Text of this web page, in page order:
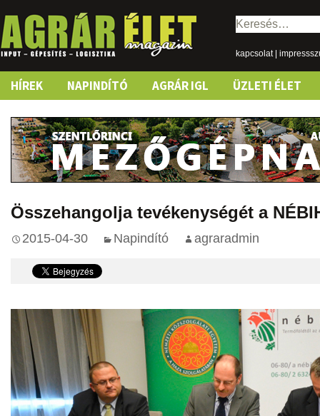
Keresés:
kapcsolat|
Skip
content
HÍREK NAPINDÍTÓ AGRÁR IGL ÜZLETI ÉLET
Összehangolja tevékenységét a
2015-04-30 Napindító agraradmin